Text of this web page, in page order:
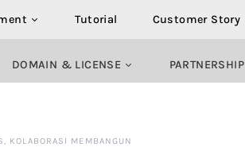
Tutorial Customer Story
DOMAIN & LICENSE PARTNERSHIP
KOLABORASI MEMBANGUN